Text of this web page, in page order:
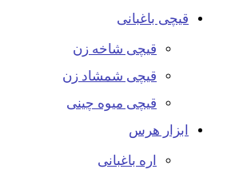
قیچی باغبانی
قیچی شاخه زن
قیچی شمشاد زن
قیچی میوه چینی
ابزار هرس
اره باغبانی